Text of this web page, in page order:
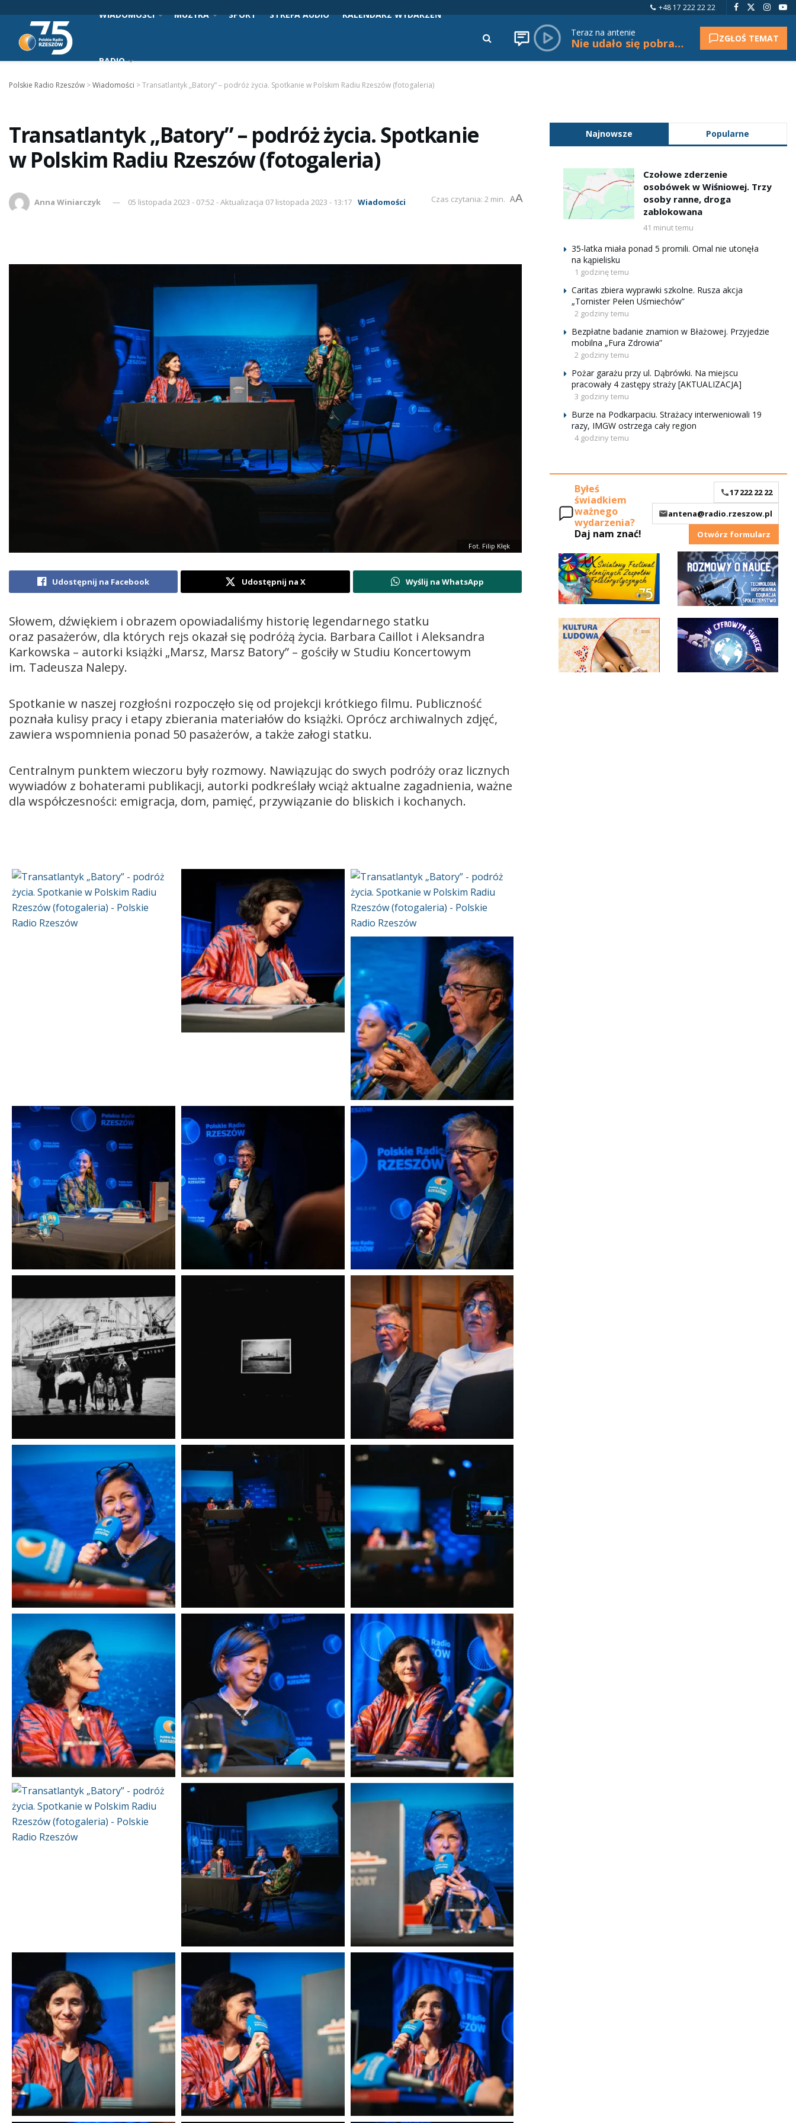
+48 17 222 22 22
WIADOMOŚCI MUZYKA SPORT STREFA AUDIO KALENDARZ WYDARZEŃ
RADIO
Teraz na antenie
Nie udało się pobrać tytułu. ZGŁOŚ TEMAT
Polskie Radio Rzeszów >Wiadomości >Transatlantyk „Batory” – podróż życia. Spotkanie w Polskim Radiu Rzeszów (fotogaleria)
Transatlantyk „Batory” – podróż życia. Spotkanie
w Polskim Radiu Rzeszów (fotogaleria)
Anna Winiarczyk 05 listopada 2023 - 07:52 - Aktualizacja 07 listopada 2023 - 13:17 Wiadomości Czas czytania: 2 min. AA
Fot. Filip Kłęk
Udostępnij na Facebook Udostępnij na X Wyślij na WhatsApp
Słowem, dźwiękiem i obrazem opowiadaliśmy historię legendarnego statku
oraz pasażerów, dla których rejs okazał się podróżą życia. Barbara Caillot i Aleksandra
Karkowska – autorki książki „Marsz, Marsz Batory” – gościły w Studiu Koncertowym
im. Tadeusza Nalepy.
Spotkanie w naszej rozgłośni rozpoczęło się od projekcji krótkiego filmu. Publiczność
poznała kulisy pracy i etapy zbierania materiałów do książki. Oprócz archiwalnych zdjęć,
zawiera wspomnienia ponad 50 pasażerów, a także załogi statku.
Centralnym punktem wieczoru były rozmowy. Nawiązując do swych podróży oraz licznych
wywiadów z bohaterami publikacji, autorki podkreślały wciąż aktualne zagadnienia, ważne
dla współczesności: emigracja, dom, pamięć, przywiązanie do bliskich i kochanych.
Najnowsze Popularne
Czołowe zderzenie
osobówek w Wiśniowej. Trzy
osoby ranne, droga
zablokowana
41 minut temu
35-latka miała ponad 5 promili. Omal nie utonęła
na kąpielisku
1 godzinę temu
Caritas zbiera wyprawki szkolne. Rusza akcja
„Tornister Pełen Uśmiechów”
2 godziny temu
Bezpłatne badanie znamion w Błażowej. Przyjedzie
mobilna „Fura Zdrowia”
2 godziny temu
Pożar garażu przy ul. Dąbrówki. Na miejscu
pracowały 4 zastępy straży [AKTUALIZACJA]
3 godziny temu
Burze na Podkarpaciu. Strażacy interweniowali 19
razy, IMGW ostrzega cały region
4 godziny temu
Byłeś
świadkiem
ważnego
wydarzenia?
Daj nam znać!
17 222 22 22
antena@radio.rzeszow.pl
Otwórz formularz